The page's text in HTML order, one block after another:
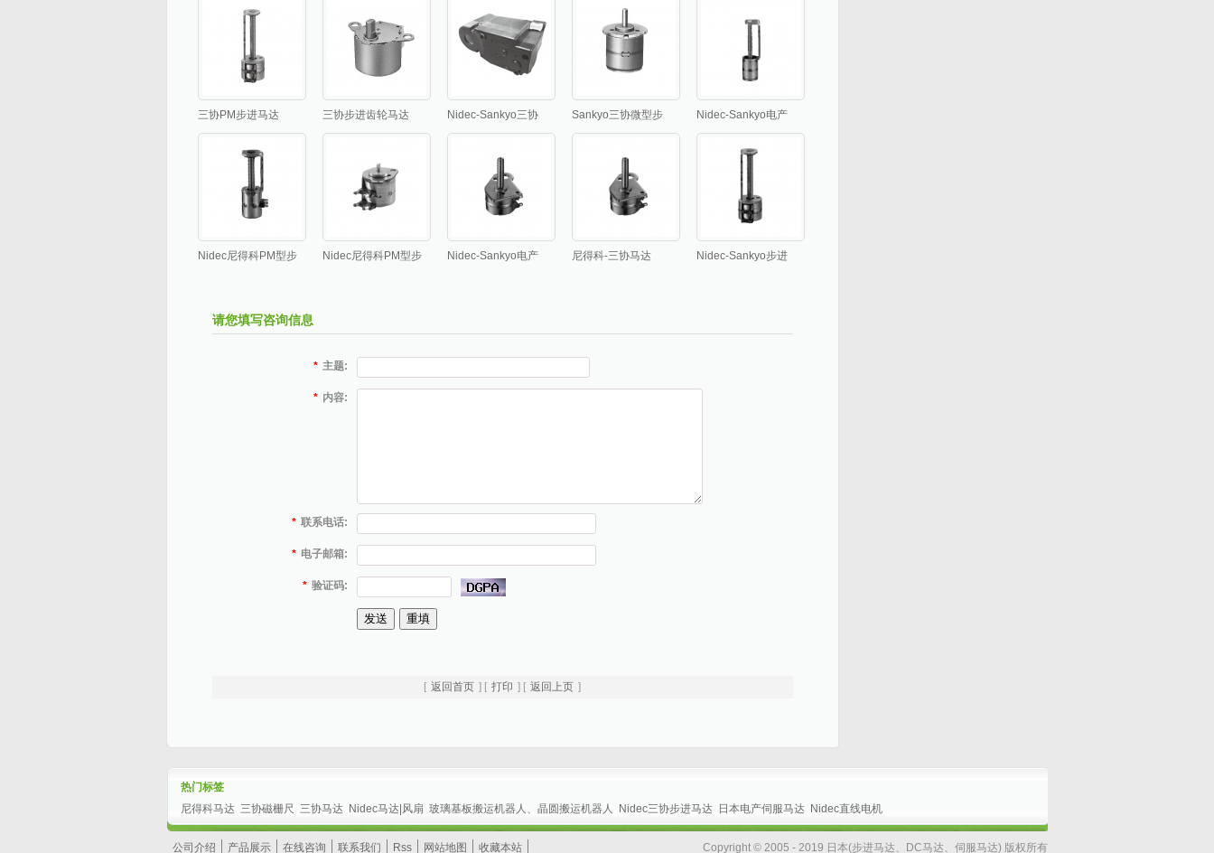
三协PM步进马达 三协步进齿轮马达
Nidec-Sankyo三协
智能马桶盖电机
Sankyo三协微型步
进马达
Nidec-Sankyo电产
三协PM型步进马达
MSDU系列-
Nidec尼得科PM型步
Nidec尼得科PM型步
Nidec-Sankyo电产
尼得科-三协马达
Nidec-Sankyo步进
请您填写咨询信息
* 主题:
* 内容:
* 联系电话:
* 电子邮箱:
* 验证码:
[ 返回首页 ] [ 打印 ] [ 返回上页 ]
热门标签
尼得科马达 三协磁栅尺 三协马达 Nidec马达|风扇 玻璃基板搬运机器人、晶圆搬运机器人 Nidec三协步进马达 日本电产伺服马达 Nidec直线电机
公司介绍 产品展示 在线咨询 联系我们 Rss 网站地图 收藏本站 Copyright © 2005 - 2019 日本(步进马达、DC马达、伺服马达) 版权所有